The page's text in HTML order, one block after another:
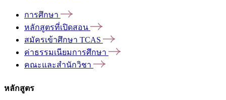
การศึกษา
หลักสูตรที่เปิดสอน
สมัครเข้าศึกษา TCAS
ค่าธรรมเนียมการศึกษา
คณะและสำนักวิชา
หลักสูตร